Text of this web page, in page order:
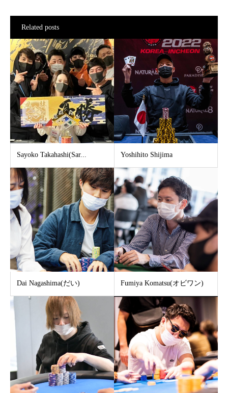
Related posts
Sayoko Takahashi(Sar... Yoshihito Shijima
Dai Nagashima(だい) Fumiya Komatsu(オビワン)